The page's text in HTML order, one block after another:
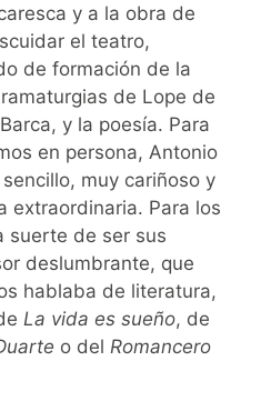
y a la obra de
el teatro,
de formación de la
de Lope de
y la poesía. Para
en persona, Antonio
muy cariñoso y
extraordinaria. Para los
suerte de ser sus
deslumbrante, que
hablaba de literatura,
La vida es sueño, de
o del Romancero